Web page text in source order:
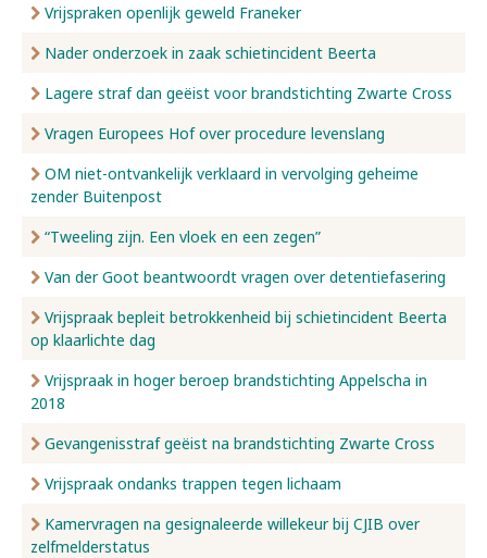
Vrijspraken openlijk geweld Franeker
Nader onderzoek in zaak schietincident Beerta
Lagere straf dan geëist voor brandstichting Zwarte Cross
Vragen Europees Hof over procedure levenslang
OM niet-ontvankelijk verklaard in vervolging geheime
zender Buitenpost
“Tweeling zijn. Een vloek en een zegen”
Van der Goot beantwoordt vragen over detentiefasering
Vrijspraak bepleit betrokkenheid bij schietincident Beerta
op klaarlichte dag
Vrijspraak in hoger beroep brandstichting Appelscha in
2018
Gevangenisstraf geëist na brandstichting Zwarte Cross
Vrijspraak ondanks trappen tegen lichaam
Kamervragen na gesignaleerde willekeur bij CJIB over
zelfmelderstatus